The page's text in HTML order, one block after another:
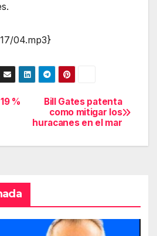
04.mp3}
Bill Gates patenta
como mitigar los
huracanes en el mar
%